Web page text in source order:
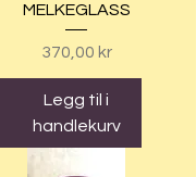
MELKEGLASS
Pris
370,00 kr
Legg til i
handlekurv